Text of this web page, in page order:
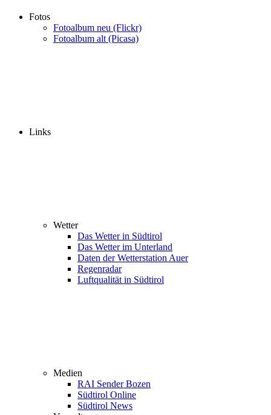
Fotos
Fotoalbum neu (Flickr)
Fotoalbum alt (Picasa)
Links
Wetter
Das Wetter in Südtirol
Das Wetter im Unterland
Daten der Wetterstation Auer
Regenradar
Luftqualität in Südtirol
Medien
RAI Sender Bozen
Südtirol Online
Südtirol News